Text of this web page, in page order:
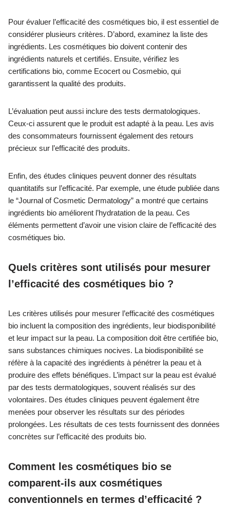
Pour évaluer l’efficacité des cosmétiques bio, il est essentiel de
considérer plusieurs critères. D’abord, examinez la liste des
ingrédients. Les cosmétiques bio doivent contenir des
ingrédients naturels et certifiés. Ensuite, vérifiez les
certifications bio, comme Ecocert ou Cosmebio, qui
garantissent la qualité des produits.
L’évaluation peut aussi inclure des tests dermatologiques.
Ceux-ci assurent que le produit est adapté à la peau. Les avis
des consommateurs fournissent également des retours
précieux sur l’efficacité des produits.
Enfin, des études cliniques peuvent donner des résultats
quantitatifs sur l’efficacité. Par exemple, une étude publiée dans
le “Journal of Cosmetic Dermatology” a montré que certains
ingrédients bio améliorent l’hydratation de la peau. Ces
éléments permettent d’avoir une vision claire de l’efficacité des
cosmétiques bio.
Quels critères sont utilisés pour mesurer
l’efficacité des cosmétiques bio ?
Les critères utilisés pour mesurer l’efficacité des cosmétiques
bio incluent la composition des ingrédients, leur biodisponibilité
et leur impact sur la peau. La composition doit être certifiée bio,
sans substances chimiques nocives. La biodisponibilité se
réfère à la capacité des ingrédients à pénétrer la peau et à
produire des effets bénéfiques. L’impact sur la peau est évalué
par des tests dermatologiques, souvent réalisés sur des
volontaires. Des études cliniques peuvent également être
menées pour observer les résultats sur des périodes
prolongées. Les résultats de ces tests fournissent des données
concrètes sur l’efficacité des produits bio.
Comment les cosmétiques bio se
comparent-ils aux cosmétiques
conventionnels en termes d’efficacité ?